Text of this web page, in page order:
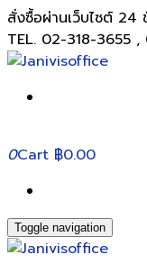
สั่งซื้อผ่านเว็บไซต์ 24
TEL. 02-318-3655 ,
0Cart ฿0.00
Toggle navigation